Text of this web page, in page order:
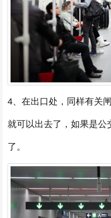
4、在出口处，同样有关
就可以出去了，如果是
了。